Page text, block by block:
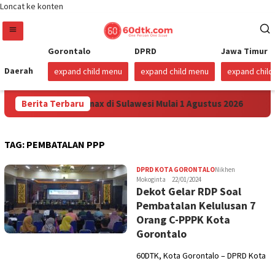
Loncat ke konten
Daerah
Gorontalo
expand child menu
DPRD
expand child menu
Jawa Timur
expand child
Berita Terbaru
Harga Pertamax di Sulawesi Mulai 1 Agustus 2026
TAG: PEMBATALAN PPP
DPRD KOTA GORONTALONikhen
Mokoginta
22/01/2024
Dekot Gelar RDP Soal
Pembatalan Kelulusan 7
Orang C-PPPK Kota
Gorontalo
60DTK, Kota Gorontalo – DPRD Kota